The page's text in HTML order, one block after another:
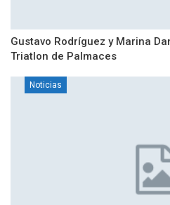
Gustavo Rodríguez y Marina
Triatlon de Palmaces
Noticias